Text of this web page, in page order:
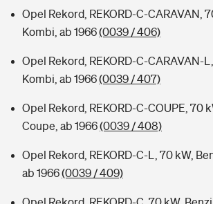
Opel Rekord, REKORD-C-CARAVAN,
Kombi, ab 1966(0039 / 406)
Opel Rekord, REKORD-C-CARAVAN-
Kombi, ab 1966(0039 / 407)
Opel Rekord, REKORD-C-COUPE, 70
Coupe, ab 1966(0039 / 408)
Opel Rekord, REKORD-C-L, 70 kW,
ab 1966(0039 / 409)